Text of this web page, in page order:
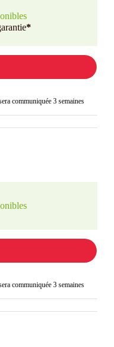
*
communiquée 3 semaines
communiquée 3 semaines